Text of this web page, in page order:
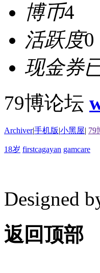
博币4
活跃度0
现金券
79博论坛
Archiver|手机版|小黑屋| 79
18岁 firstcagayan gamcare
Designed
返回顶部